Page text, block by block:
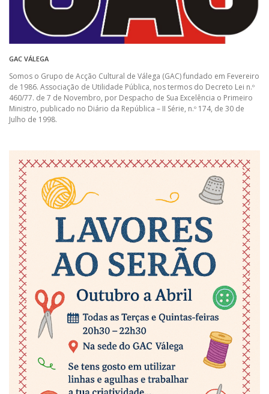
GAC VÁLEGA
Somos o Grupo de Acção Cultural de Válega (GAC) fundado em Fevereiro
de 1986. Associação de Utilidade Pública, nos termos do Decreto Lei n.º
460/77. de 7 de Novembro, por Despacho de Sua Excelência o Primeiro
Ministro, publicado no Diário da República – II Série, n.º 174, de 30 de
Julho de 1998.